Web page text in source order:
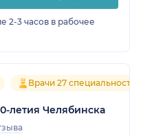
2-3 часов в рабочее
Врачи 27 специальностей
летия Челябинска